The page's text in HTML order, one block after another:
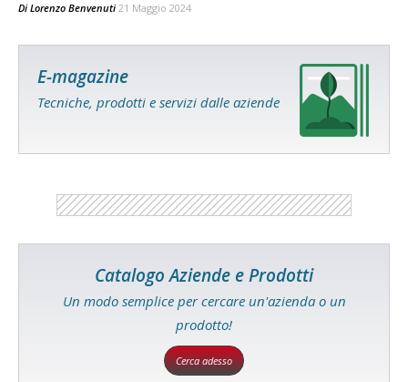
Di Lorenzo Benvenuti 21 Maggio 2024
E-magazine
Tecniche, prodotti e servizi dalle aziende
Catalogo Aziende e Prodotti
Un modo semplice per cercare un'azienda o un
prodotto!
Cerca adesso